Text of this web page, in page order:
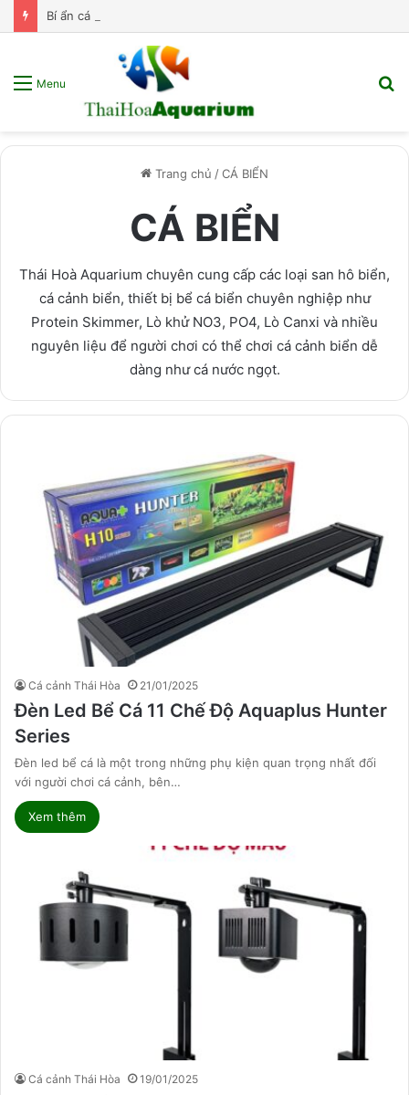
Bí ẩn cá Flame Tetra – “Vũ công samba” đến từ Brazil!
Menu
Trang chủ /CÁ BIỂN
CÁ BIỂN
Thái Hoà Aquarium chuyên cung cấp các loại san hô biển,
cá cảnh biển, thiết bị bể cá biển chuyên nghiệp như
Protein Skimmer, Lò khử NO3, PO4, Lò Canxi và nhiều
nguyên liệu để người chơi có thể chơi cá cảnh biển dễ
dàng như cá nước ngọt.
Cá cảnh Thái Hòa 21/01/2025
Đèn Led Bể Cá 11 Chế Độ Aquaplus Hunter
Series
Đèn led bể cá là một trong những phụ kiện quan trọng nhất đối
với người chơi cá cảnh, bên…
Xem thêm
Cá cảnh Thái Hòa 19/01/2025